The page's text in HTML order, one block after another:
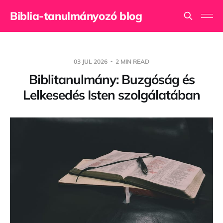
Biblia-tanulmányozó blog
03 JUL 2026 2 MIN READ
Biblitanulmány: Buzgóság és
Lelkesedés Isten szolgálatában